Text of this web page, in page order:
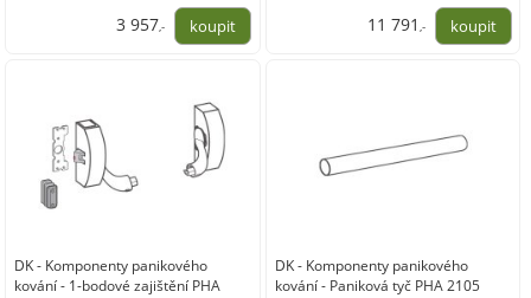
3 957,- 11 791 ,-
DK - Komponenty panikového
kování - 1-bodové zajištění PHA
DK - Komponenty panikového
kování - Paniková tyč PHA 2105